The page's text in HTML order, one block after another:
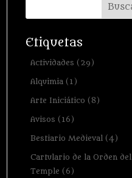
Etiquetas
Actividades (29)
Alquimia (1)
Arte Iniciático (8)
Avisos (16)
Bestiario Medieval (4)
Cartulario de la Orden del
Temple (6)